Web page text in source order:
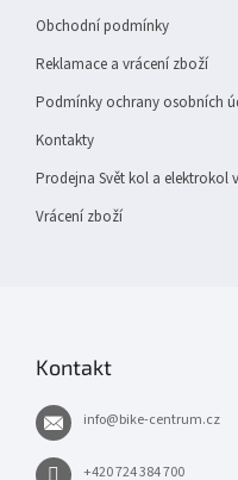
Obchodní podmínky
Reklamace a vrácení zboží
Podmínky ochrany osobních
Kontakty
Prodejna Svět kol a elektrokol
Vrácení zboží
Kontakt
info@bike-centrum.cz
+420 724 384 700